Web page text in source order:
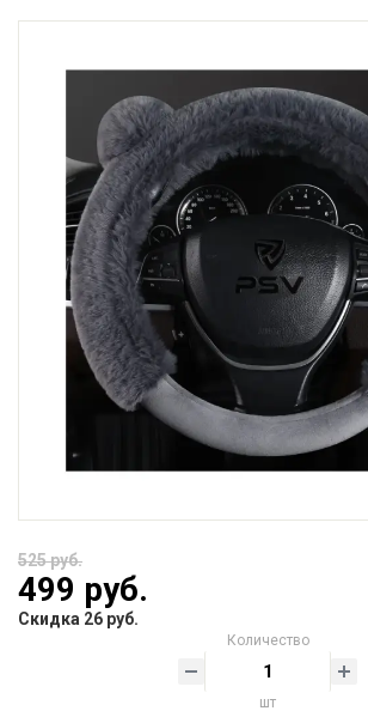
525 руб.
499 руб.
Скидка 26 руб.
Количество
шт